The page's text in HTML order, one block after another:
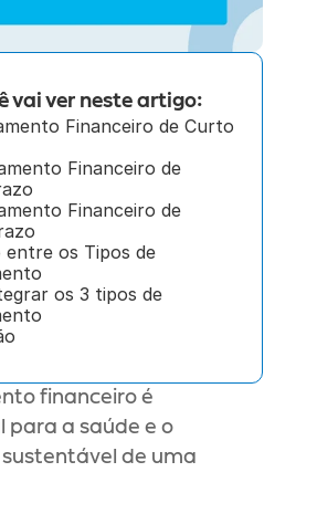
vai ver neste artigo:
Financeiro de Curto
Financeiro de
Financeiro de
entre os Tipos de
os 3 tipos de
financeiro é
a saúde e o
de uma